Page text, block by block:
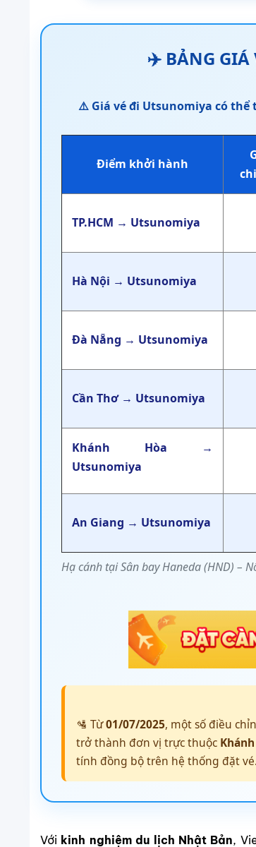
✈️ BẢNG
⚠️ Giá vé đi Utsunomiya có
Hạ cánh tại Sân bay Haneda (HND) –
Điểm khởi hành
TP.HCM → Utsunomiya
Hà Nội → Utsunomiya
Đà Nẵng → Utsunomiya
Cần Thơ → Utsunomiya
Khánh Hòa →
Utsunomiya
An Giang → Utsunomiya
🛂 Từ01/07/2025, một số điều
trở thành đơn vị trực thuộc
tính đồng bộ trên hệ thống đặt vé.
Với kinh nghiệm du lịch Nhật Bản,